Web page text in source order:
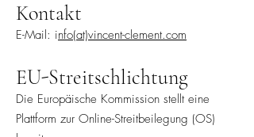
Kontakt
E-Mail: info(at)vincent-clement.com
EU-Streitschlichtung
Die Europäische Kommission stellt eine
Plattform zur Online-Streitbeilegung (OS)